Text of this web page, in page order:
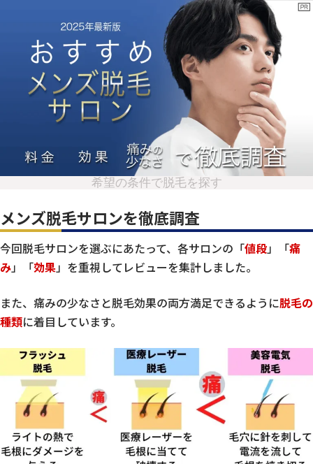
希望の条件で脱毛を探す
メンズ脱毛サロンを徹底調査
今回脱毛サロンを選ぶにあたって、各サロンの「値段」「痛
み」「効果」を重視してレビューを集計しました。
また、痛みの少なさと脱毛効果の両方満足できるように脱毛の
種類に着目しています。